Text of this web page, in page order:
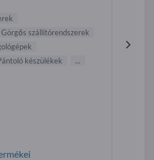
Görgős szállítórendszerek
készülékek ...